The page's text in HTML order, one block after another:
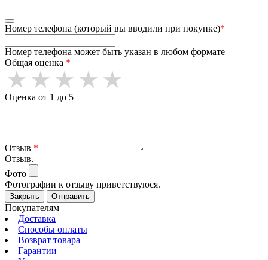
Номер телефона (который вы вводили при покупке)*
Номер телефона может быть указан в любом формате
Общая оценка *
Оценка от 1 до 5
Отзыв *
Отзыв.
Фото
Фотографии к отзыву приветствуюся.
Закрыть Отправить
Покупателям
Доставка
Способы оплаты
Возврат товара
Гарантии